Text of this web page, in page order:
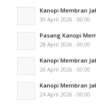
Kanopi Membran
30 April 2026 - 00:00
Pasang Kanopi
28 April 2026 - 00:00
Kanopi Membran
26 April 2026 - 00:00
Kanopi Membran
24 April 2026 - 00:00